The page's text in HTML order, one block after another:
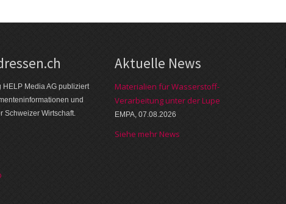
HELP Media AG publiziert
und
Schweizer Wirtschaft.
Aktuelle News
Materialien für Wasserstoff-
Verarbeitung unter der Lupe
EMPA, 07.08.2026
Siehe mehr News